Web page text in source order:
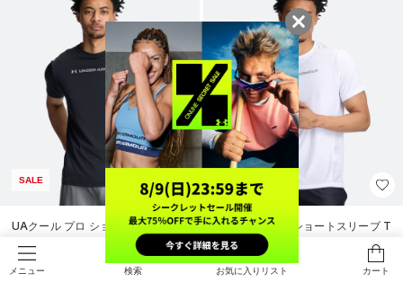
メニュー 検索 お気に入りリスト カート
SALE
UAクール プロ ショートスリーブ T
シャツ（トレーニング/MEN）
￥4,158
￥5,940
SALE
UAクール プロ ショートスリーブ T
シャツ（トレーニング/MEN）
￥4,15830%OFF
￥5,940